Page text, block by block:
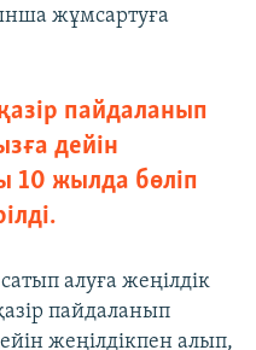
жұмсартуға
пайдаланып
дейін
10 жылда бөліп
алуға жеңілдік
пайдаланып
жеңілдікпен алып,